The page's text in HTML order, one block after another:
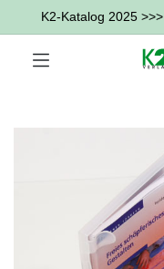
K2-Katalog 2025 >>>